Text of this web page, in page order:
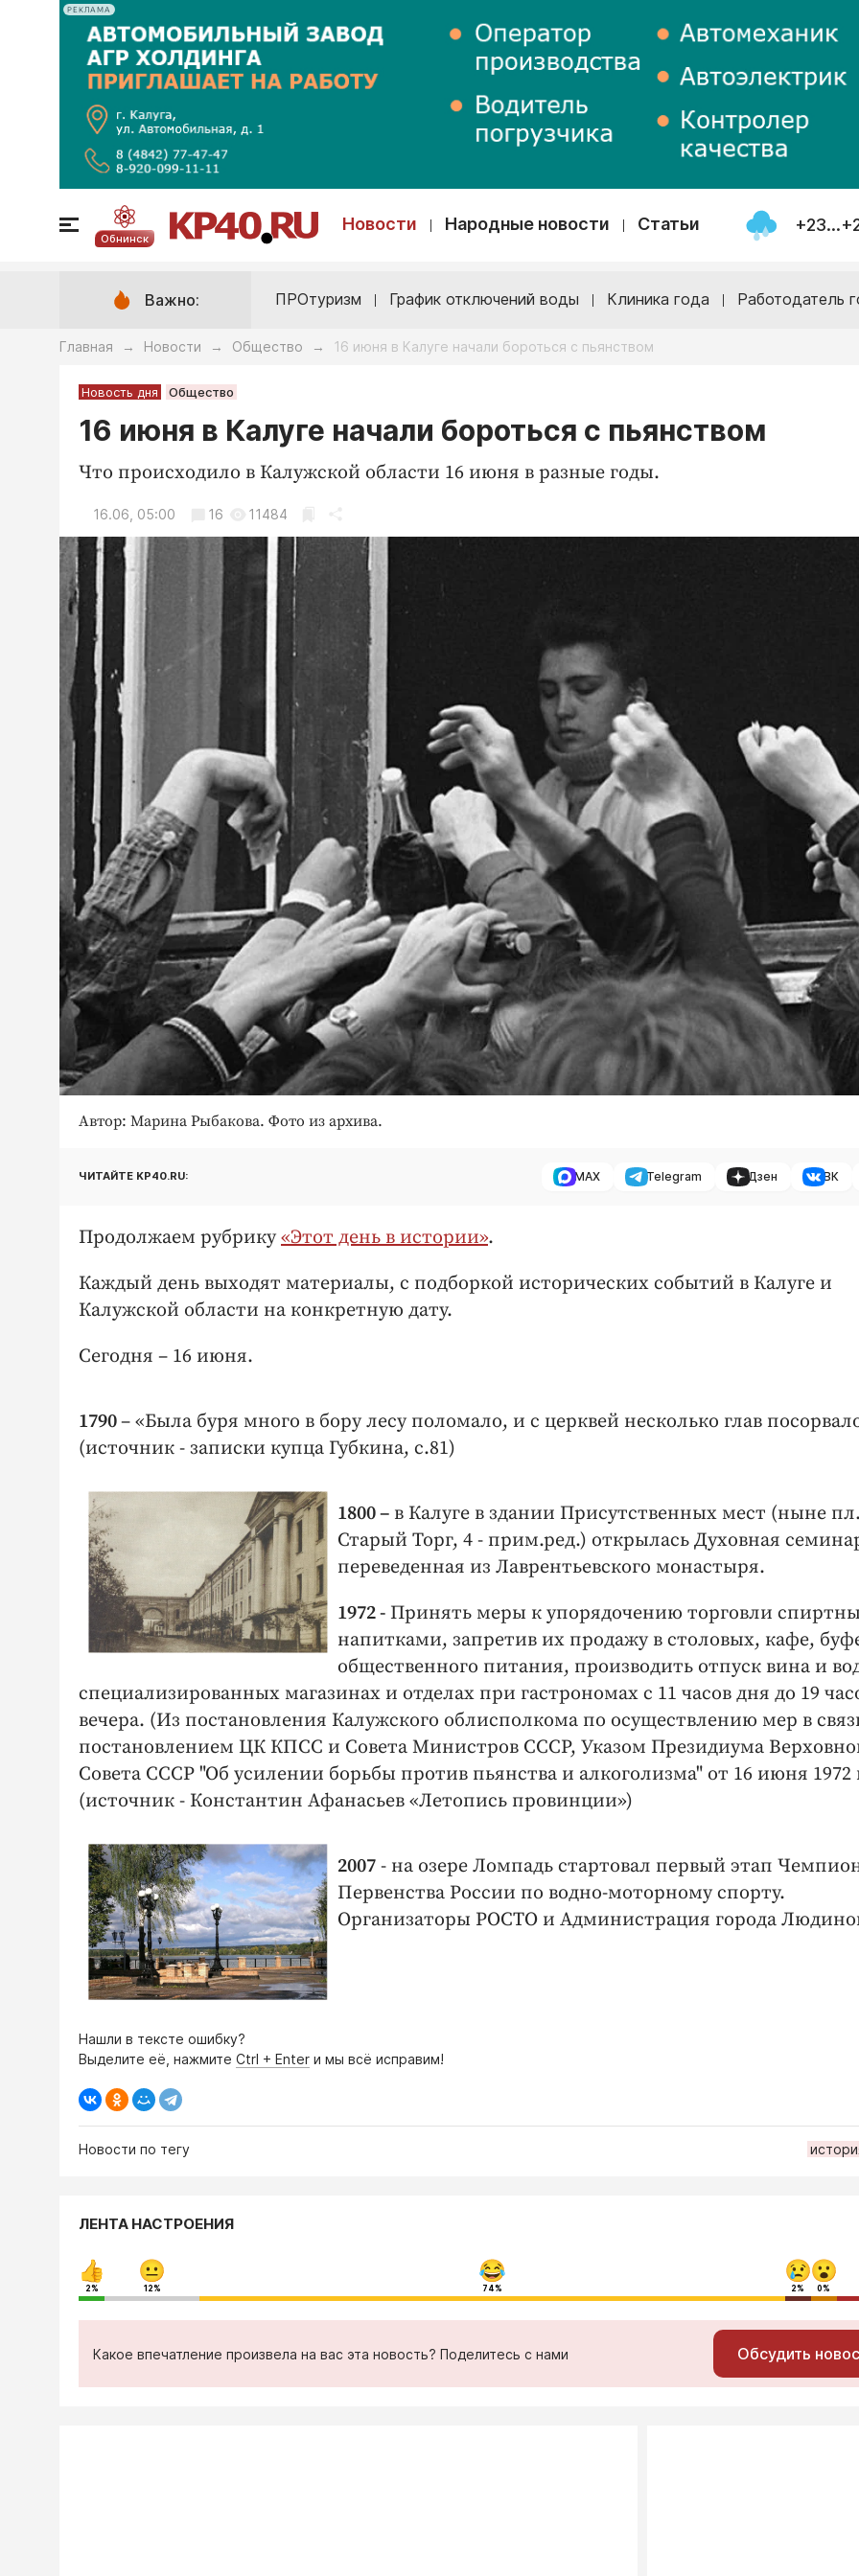
РЕКЛАМА
Обнинск
Новости Народные новости Статьи
Важно: ПРОтуризм График отключений воды Клиника года Работодатель
Главная → Новости → Общество → 16 июня в Калуге начали бороться с пьянством
Новость дня Общество
16 июня в Калуге начали бороться с пьянством
Что происходило в Калужской области 16 июня в разные годы.
16.06, 05:00 16 11484
Автор: Марина Рыбакова. Фото из архива.
ЧИТАЙТЕ KP40.RU: MAX Telegram Дзен ВК
Продолжаем рубрику«Этот день в истории».
Каждый день выходят материалы, с подборкой исторических событий в Калуге и
Калужской области на конкретную дату.
Сегодня – 16 июня.
1790– «Была буря много в бору лесу поломало, и с церквей несколько глав
(источник - записки купца Губкина, с.81)
1800 – в Калуге в здании Присутственных мест (ныне
Старый Торг, 4 - прим.ред.) открылась Духовная
переведенная из Лаврентьевского монастыря.
1972 - Принять меры к упорядочению торговли
напитками, запретив их продажу в столовых, кафе,
общественного питания, производить отпуск вина и
специализированных магазинах и отделах при гастрономах с 11 часов дня до 19
вечера. (Из постановления Калужского облисполкома по осуществлению мер в
постановлением ЦК КПСС и Совета Министров СССР, Указом Президиума
Совета СССР "Об усилении борьбы против пьянства и алкоголизма" от 16 июня 1972
(источник - Константин Афанасьев «Летопись провинции»)
2007 - на озере Ломпадь стартовал первый этап
Первенства России по водно-моторному спорту.
Организаторы РОСТО и Администрация города
Нашли в тексте ошибку?
Выделите её, нажмите Ctrl + Enter и мы всё исправим!
Новости по тегу
ЛЕНТА НАСТРОЕНИЯ
2% 12% 74% 2% 0%
Какое впечатление произвела на вас эта новость? Поделитесь с нами Обсудить